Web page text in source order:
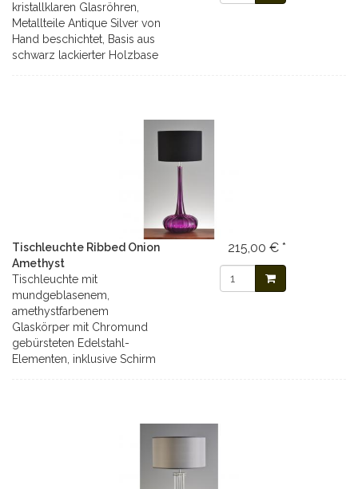
kristallklaren Glasröhren,
Metallteile Antique Silver von
Hand beschichtet, Basis aus
schwarz lackierter Holzbase
Tischleuchte Ribbed Onion
Amethyst
Tischleuchte mit
mundgeblasenem,
amethystfarbenem
Glaskörper mit Chromund
gebürsteten Edelstahl-
Elementen, inklusive Schirm
215,00 € *